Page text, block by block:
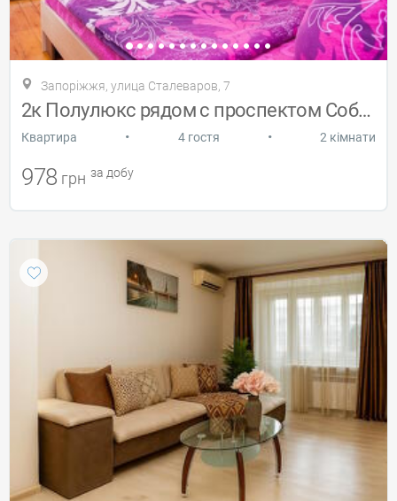
Запоріжжя, улица Сталеваров, 7
2к Полулюкс рядом с проспектом Соборным
Квартира • 4 гостя • 2 кімнати
978 грн за добу